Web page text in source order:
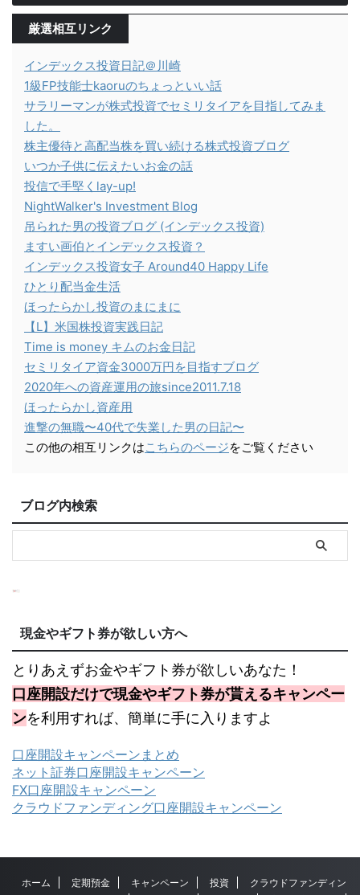
厳選相互リンク
インデックス投資日記＠川崎
1級FP技能士kaoruのちょっといい話
サラリーマンが株式投資でセミリタイアを目指してみま
した。
株主優待と高配当株を買い続ける株式投資ブログ
いつか子供に伝えたいお金の話
投信で手堅くlay-up!
NightWalker's Investment Blog
吊られた男の投資ブログ (インデックス投資)
ますい画伯とインデックス投資？
インデックス投資女子 Around40 Happy Life
ひとり配当金生活
ほったらかし投資のまにまに
【L】米国株投資実践日記
Time is money キムのお金日記
セミリタイア資金3000万円を目指すブログ
2020年への資産運用の旅since2011.7.18
ほったらかし資産用
進撃の無職〜40代で失業した男の日記〜
この他の相互リンクはこちらのページをご覧ください
ブログ内検索
現金やギフト券が欲しい方へ
とりあえずお金やギフト券が欲しいあなた！
口座開設だけで現金やギフト券が貰えるキャンペー
ンを利用すれば、簡単に手に入りますよ
口座開設キャンペーンまとめ
ネット証券口座開設キャンペーン
FX口座開設キャンペーン
クラウドファンディング口座開設キャンペーン
ホーム 定期預金 キャンペーン 投資
クラウドファンディン